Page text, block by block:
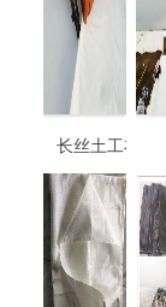
长丝土工布焊